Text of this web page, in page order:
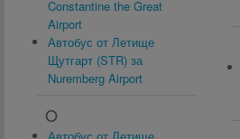
Constantine the Great
Airport
Автобус от Летище
Щутгарт (STR) за
Nuremberg Airport
O